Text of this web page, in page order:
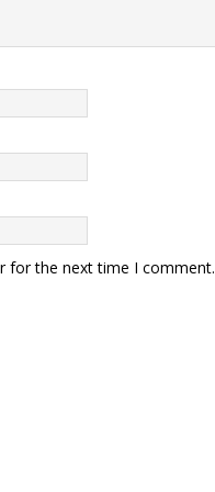
for the next time I comment.